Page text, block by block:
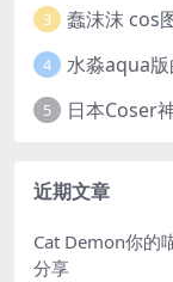
3 蠢沫沫 cos
4 水淼aqua
5 日本Coser
近期文章
Cat Demon你的
分享